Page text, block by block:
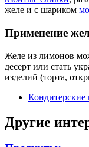
желе и с шариком
Применение
Желе из лимонов
десерт или стать
изделий (торта,
Кондитерские
Другие